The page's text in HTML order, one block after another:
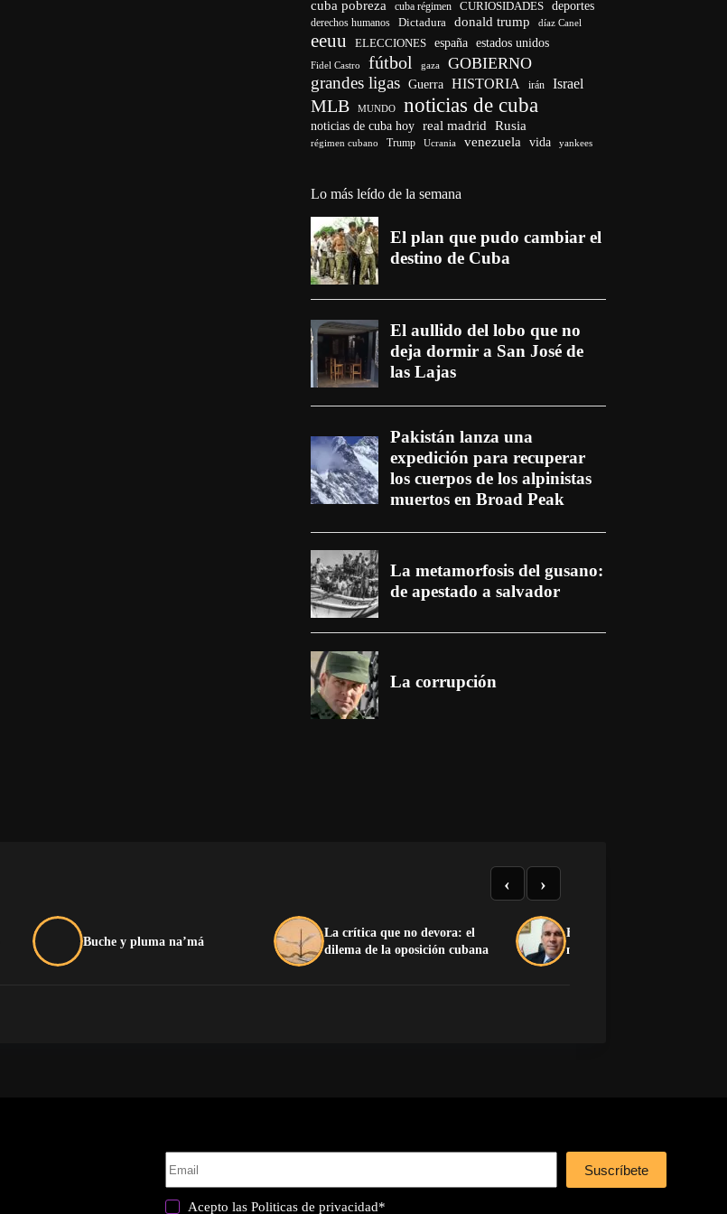
cuba pobreza cuba régimen CURIOSIDADES deportes
derechos humanos Dictadura donald trump díaz Canel
eeuu ELECCIONES españa estados unidos
Fidel Castro fútbol gaza GOBIERNO
grandes ligas Guerra HISTORIA irán Israel
MLB MUNDO noticias de cuba
noticias de cuba hoy real madrid Rusia
régimen cubano Trump Ucrania venezuela vida yankees
Lo más leído de la semana
Buche y pluma na’má
La crítica que no devora: el
dilema de la oposición cubana
El pedido desesperado de un
muerto
‹ ›
Suscríbete
Acepto lasPoliticas de privacidad*